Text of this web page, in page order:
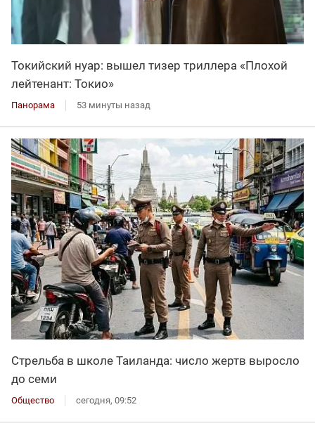
Токийский нуар: вышел тизер триллера «Плохой
лейтенант: Токио»
Панорама 53 минуты назад
Стрельба в школе Таиланда: число жертв выросло
до семи
Общество сегодня, 09:52